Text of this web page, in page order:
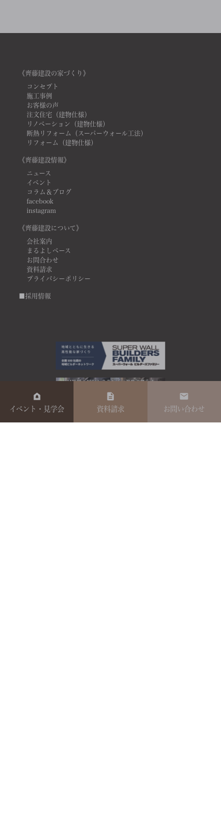
《齊藤建設の家づくり》
コンセプト
施工事例
お客様の声
注文住宅（建物仕様）
リノベーション（建物仕様）
断熱リフォーム（スーパーウォール工法）
リフォーム（建物仕様）
《齊藤建設情報》
ニュース
イベント
コラム＆ブログ
facebook
instagram
《齊藤建設について》
会社案内
まるよしベース
お問合わせ
資料請求
プライバシーポリシー
■採用情報
イベント・見学会 資料請求 お問い合わせ